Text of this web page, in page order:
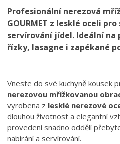
Profesionální nerezová
GOURMET z lesklé oceli
servírování jídel. Ideální na
řízky, lasagne i zapékané
Vneste do své kuchyně kousek
nerezovou mřížkovanou
vyrobena z lesklé nerezové
dlouhou životnost a elegantní
provedení snadno oddělí
nabírání a servírování.